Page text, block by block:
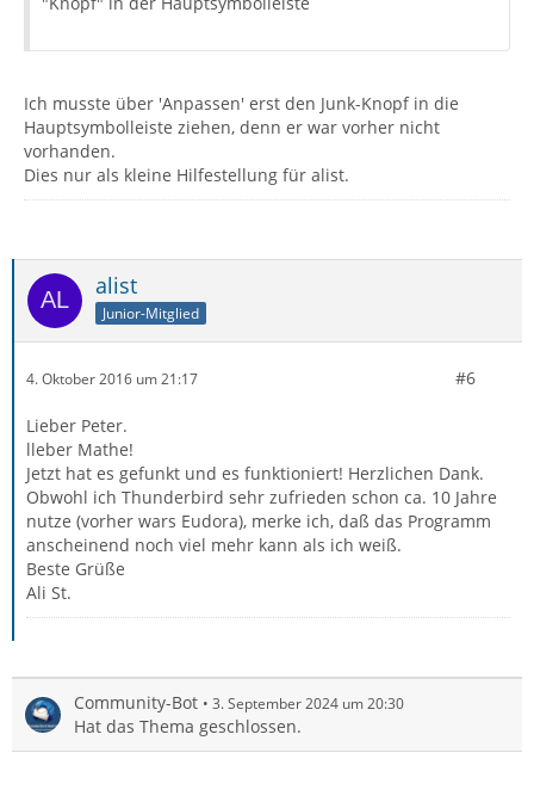
Ich musste über 'Anpassen' erst den Junk-Knopf in die
Hauptsymbolleiste ziehen, denn er war vorher nicht
vorhanden.
Dies nur als kleine Hilfestellung für alist.
alist
Junior-Mitglied
4. Oktober 2016 um 21:17 #6
Lieber Peter.
lleber Mathe!
Jetzt hat es gefunkt und es funktioniert! Herzlichen Dank.
Obwohl ich Thunderbird sehr zufrieden schon ca. 10 Jahre
nutze (vorher wars Eudora), merke ich, daß das Programm
anscheinend noch viel mehr kann als ich weiß.
Beste Grüße
Ali St.
Community-Bot 3. September 2024 um 20:30
Hat das Thema geschlossen.